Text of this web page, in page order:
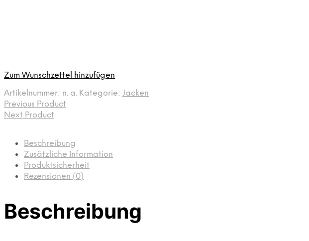
Zum Wunschzettel hinzufügen
Artikelnummer: n. a. Kategorie: Jacken
Previous Product
Next Product
Beschreibung
Zusätzliche Information
Produktsicherheit
Rezensionen (0)
Beschreibung